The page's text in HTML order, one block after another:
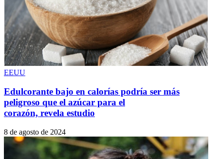
EEUU
Edulcorante bajo en calorías podría ser más
peligroso que el azúcar para el
corazón, revela estudio
8 de agosto de 2024